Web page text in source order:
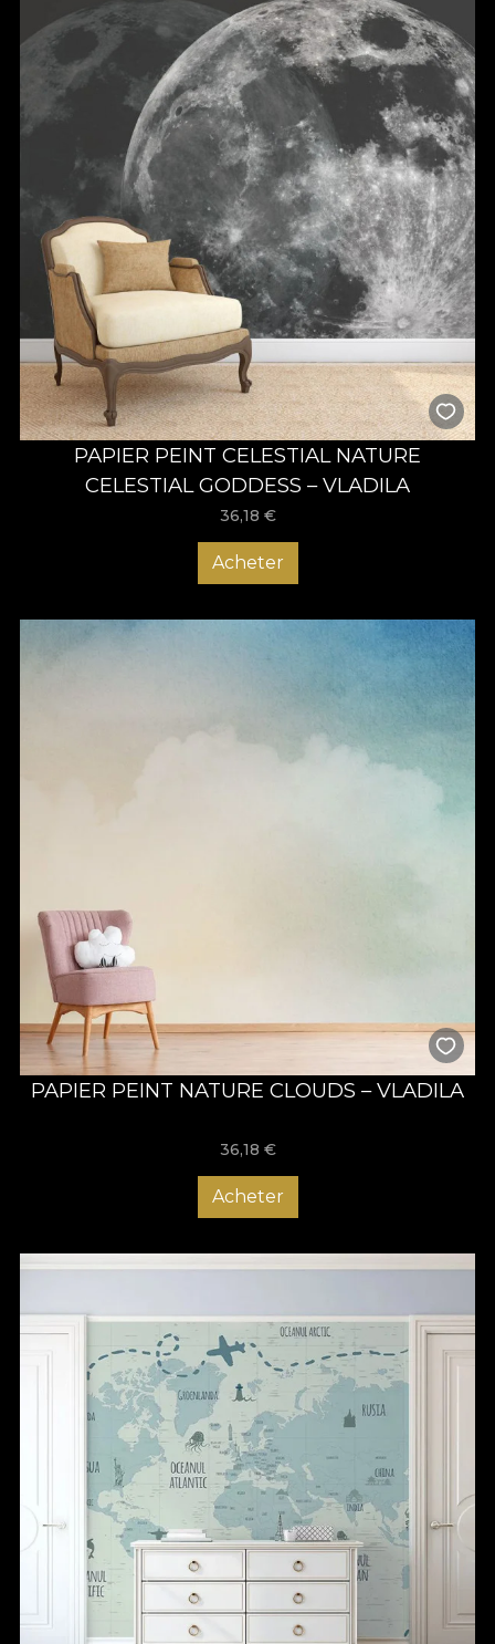
PAPIER PEINT CELESTIAL NATURE
CELESTIAL GODDESS – VLADILA
36,18 €
Acheter
PAPIER PEINT NATURE CLOUDS – VLADILA
36,18 €
Acheter